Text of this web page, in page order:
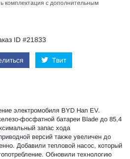
комплектация с дополнительным
ID #21833
Твит
электромобиля BYD Han EV.
фосфатной батареи Blade до 85,4
запас хода
версий также увеличен до
Добавили тепловой насос, который
Обновили технологию